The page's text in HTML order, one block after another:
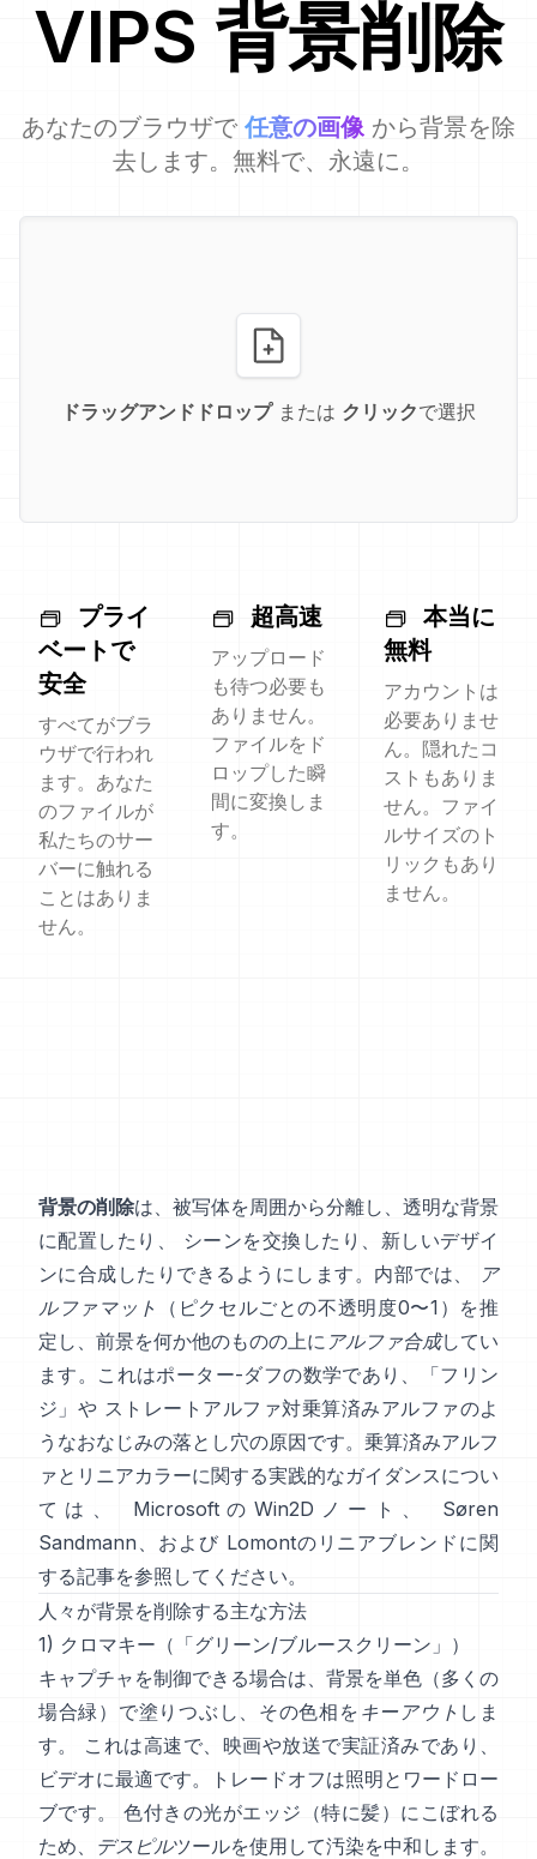
VIPS 背景削除
あなたのブラウザで 任意の画像 から背景を除
去します。無料で、永遠に。
ドラッグアンドドロップ または クリックで選択
プライ
ベートで
安全
すべてがブラ
ウザで行われ
ます。あなた
のファイルが
私たちのサー
バーに触れる
ことはありま
せん。
超高速
アップロード
も待つ必要も
ありません。
ファイルをド
ロップした瞬
間に変換しま
す。
本当に
無料
アカウントは
必要ありませ
ん。隠れたコ
ストもありま
せん。ファイ
ルサイズのト
リックもあり
ません。
背景の削除は、被写体を周囲から分離し、透明な背景
に配置したり、 シーンを交換したり、新しいデザイ
ンに合成したりできるようにします。内部では、
ア
ルファマット
（ピクセルごとの不透明度0〜1）を推
定し、前景を何か他のものの上に アルファ合成してい
ます。これはポーター-ダフの数学であり、「フリン
ジ」や ストレートアルファ対乗算済みアルファのよ
うなおなじみの落とし穴の原因です。乗算済みアルフ
ァとリニアカラーに関する実践的なガイダンスについ
ては、
MicrosoftのWin2Dノート 、
Søren
Sandmann 、および Lomontのリニアブレンドに関
する記事を参照してください。
人々が背景を削除する主な方法
1) クロマキー（「グリーン/ブルースクリーン」）
キャプチャを制御できる場合は、背景を単色（多くの
場合緑）で塗りつぶし、その色相を キーアウト しま
す。 これは高速で、映画や放送で実証済みであり、
ビデオに最適です。トレードオフは照明とワードロー
ブです。 色付きの光がエッジ（特に髪）にこぼれる
ため、 デスピルツールを使用して汚染を中和します。